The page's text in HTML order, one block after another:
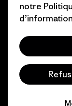
© 2026 Patagonia,
notre